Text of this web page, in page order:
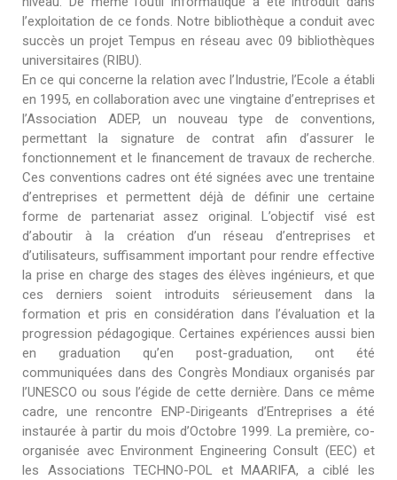
l’exploitation de ce fonds. Notre bibliothèque a conduit avec
succès un projet Tempus en réseau avec 09 bibliothèques
universitaires (RIBU).
En ce qui concerne la relation avec l’Industrie, l’Ecole a établi
en 1995, en collaboration avec une vingtaine d’entreprises et
l’Association ADEP, un nouveau type de conventions,
permettant la signature de contrat afin d’assurer le
fonctionnement et le financement de travaux de recherche.
Ces conventions cadres ont été signées avec une trentaine
d’entreprises et permettent déjà de définir une certaine
forme de partenariat assez original. L’objectif visé est
d’aboutir à la création d’un réseau d’entreprises et
d’utilisateurs, suffisamment important pour rendre effective
la prise en charge des stages des élèves ingénieurs, et que
ces derniers soient introduits sérieusement dans la
formation et pris en considération dans l’évaluation et la
progression pédagogique. Certaines expériences aussi bien
en graduation qu’en post-graduation, ont été
communiquées dans des Congrès Mondiaux organisés par
l’UNESCO ou sous l’égide de cette dernière. Dans ce même
cadre, une rencontre ENP-Dirigeants d’Entreprises a été
instaurée à partir du mois d’Octobre 1999. La première, co-
organisée avec Environment Engineering Consult (EEC) et
les Associations TECHNO-POL et MAARIFA, a ciblé les